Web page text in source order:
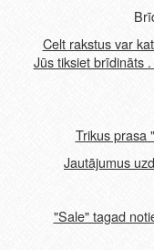
Celt rakstus var
Jūs tiksiet brīdināts
Trikus prasa
Jautājumus
"Sale" tagad